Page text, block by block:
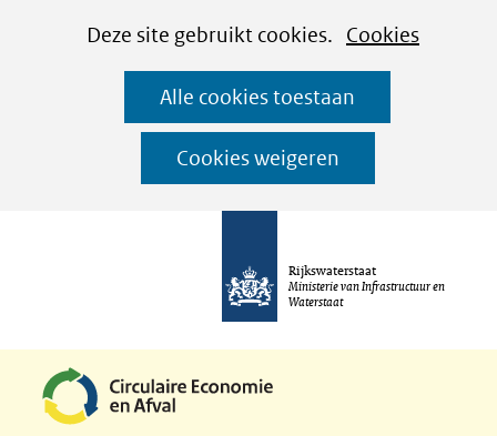
CookiesDeze site gebruikt cookies. Cookies
worden
toegestaan
Alle cookies toestaan
Cookies weigeren
Ga
naar
de
inhoud
Rijkswaterstaat
Ministerie van Infrastructuur en
Waterstaat